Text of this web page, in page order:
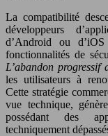
La compatibilité
développeurs
d’Android ou
fonctionnalités de
L’abandon progressif
les utilisateurs à
Cette stratégie
vue technique,
possédant des
techniquement